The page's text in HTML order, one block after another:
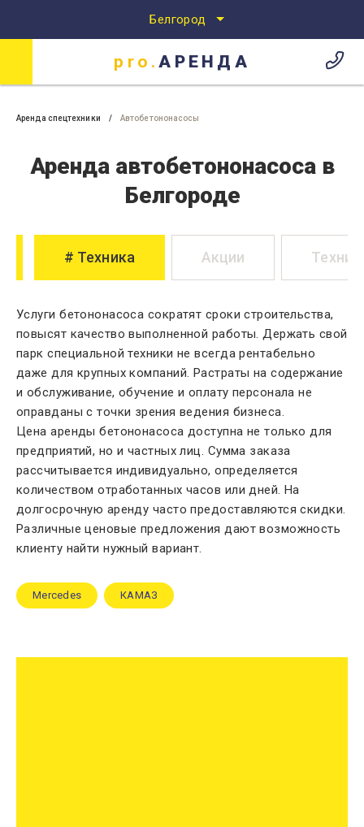
pro. АРЕНДА
Белгород
pro.АРЕНДА
Аренда спецтехники Автобетононасосы
Аренда автобетононасоса в
Белгороде
Техника Акции
Услуги бетононасоса сократят сроки строительства,
повысят качество выполненной работы. Держать свой
парк специальной техники не всегда рентабельно
даже для крупных компаний. Растраты на содержание
и обслуживание, обучение и оплату персонала не
оправданы с точки зрения ведения бизнеса.
Цена аренды бетононасоса доступна не только для
предприятий, но и частных лиц. Сумма заказа
рассчитывается индивидуально, определяется
количеством отработанных часов или дней. На
долгосрочную аренду часто предоставляются скидки.
Различные ценовые предложения дают возможность
клиенту найти нужный вариант.
Mercedes КАМАЗ